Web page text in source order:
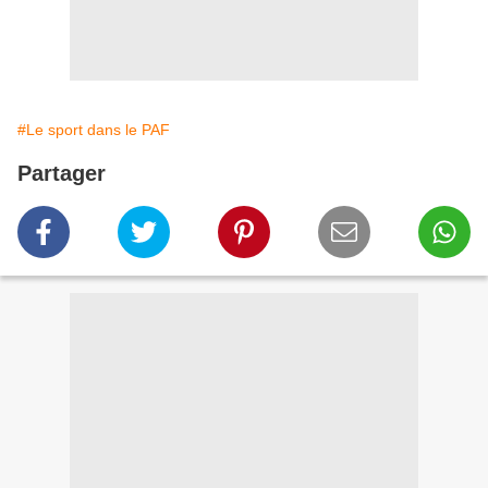
#Le sport dans le PAF
Partager